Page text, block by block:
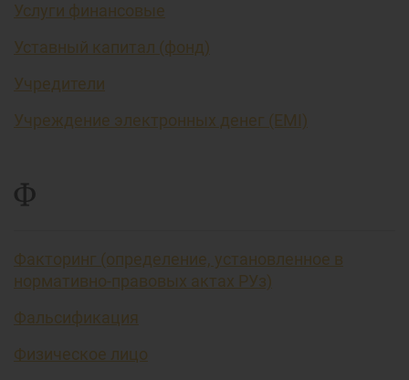
Услуги финансовые
Уставный капитал (фонд)
Учредители
Учреждение электронных денег (EMI)
Ф
Факторинг (определение, установленное в
нормативно-правовых актах РУз)
Фальсификация
Физическое лицо